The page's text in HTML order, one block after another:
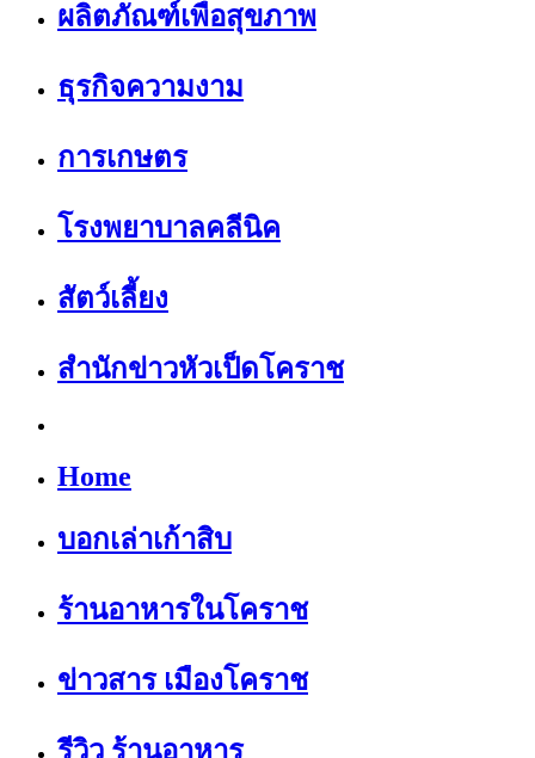
ผลิตภัณฑ์เพื่อสุขภาพ
ธุรกิจความงาม
การเกษตร
โรงพยาบาลคลีนิค
สัตว์เลี้ยง
สำนักข่าวหัวเป็ดโคราช
Home
บอกเล่าเก้าสิบ
ร้านอาหารในโคราช
ข่าวสาร เมืองโคราช
รีวิว ร้านอาหาร